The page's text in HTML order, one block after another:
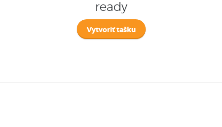
ready
Vytvoriť tašku